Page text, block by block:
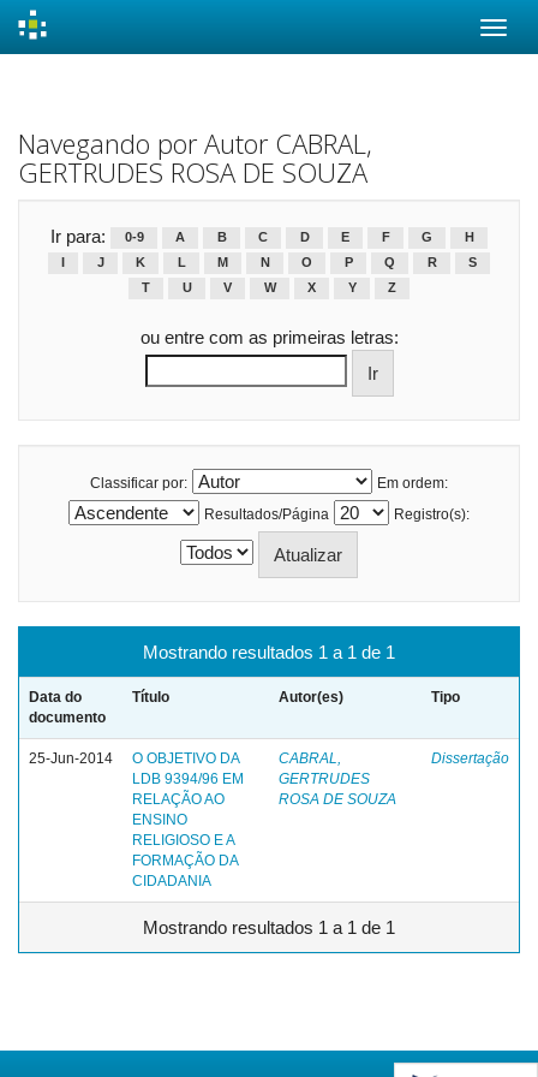
Navegando por Autor CABRAL,
GERTRUDES ROSA DE SOUZA
Ir para: 0-9 A B C D E F G
H
J K L M N O P Q R
S
T
U V W X Y Z
ou entre com as primeiras letras:
Classificar por:
Em ordem:
Resultados/Página
Registro(s):
Mostrando resultados 1 a 1 de 1
Data do
documento
Título Autor(es) Tipo
25-Jun-2014
O OBJETIVO DA
LDB 9394/96 EM
RELAÇÃO AO
ENSINO
RELIGIOSO E A
FORMAÇÃO DA
CIDADANIA
CABRAL,
GERTRUDES
ROSA DE SOUZA
Dissertação
Mostrando resultados 1 a 1 de 1